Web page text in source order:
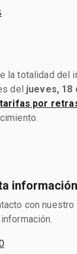
la totalidad del
del jueves, 18
tarifas por
con